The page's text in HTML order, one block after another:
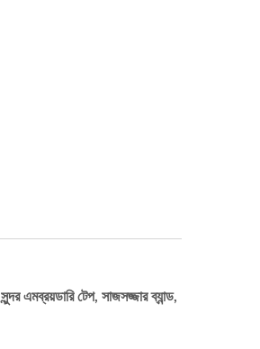
সুন্দর এমব্রয়ডারি টেপ, সাজসজ্জার ব্যান্ড,